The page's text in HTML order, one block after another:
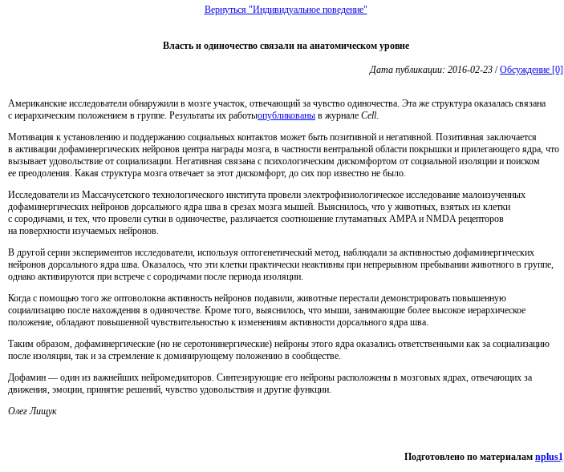
Вернуться "Индивидуальное поведение"
Власть и одиночество связали на анатомическом уровне
Дата публикации: 2016-02-23 /Обсуждение [0]
Американские исследователи обнаружили в мозге участок, отвечающий за чувство одиночества. Эта же структура оказалась связана
с иерархическим положением в группе. Результаты их работыопубликованы в журнале Cell.
Мотивация к установлению и поддержанию социальных контактов может быть позитивной и негативной. Позитивная заключается
в активации дофаминергических нейронов центра награды мозга, в частности вентральной области покрышки и прилегающего ядра, что
вызывает удовольствие от социализации. Негативная связана с психологическим дискомфортом от социальной изоляции и поиском
ее преодоления. Какая структура мозга отвечает за этот дискомфорт, до сих пор известно не было.
Исследователи из Массачусетского технологического института провели электрофизиологическое исследование малоизученных
дофаминергических нейронов дорсального ядра шва в срезах мозга мышей. Выяснилось, что у животных, взятых из клетки
с сородичами, и тех, что провели сутки в одиночестве, различается соотношение глутаматных AMPA и NMDA рецепторов
на поверхности изучаемых нейронов.
В другой серии экспериментов исследователи, используя оптогенетический метод, наблюдали за активностью дофаминергических
нейронов дорсального ядра шва. Оказалось, что эти клетки практически неактивны при непрерывном пребывании животного в группе,
однако активируются при встрече с сородичами после периода изоляции.
Когда с помощью того же оптоволокна активность нейронов подавили, животные перестали демонстрировать повышенную
социализацию после нахождения в одиночестве. Кроме того, выяснилось, что мыши, занимающие более высокое иерархическое
положение, обладают повышенной чувствительностью к изменениям активности дорсального ядра шва.
Таким образом, дофаминергические (но не серотонинергические) нейроны этого ядра оказались ответственными как за социализацию
после изоляции, так и за стремление к доминирующему положению в сообществе.
Дофамин — один из важнейших нейромедиаторов. Синтезирующие его нейроны расположены в мозговых ядрах, отвечающих за
движения, эмоции, принятие решений, чувство удовольствия и другие функции.
Олег Лищук
Подготовлено по материалам nplus1